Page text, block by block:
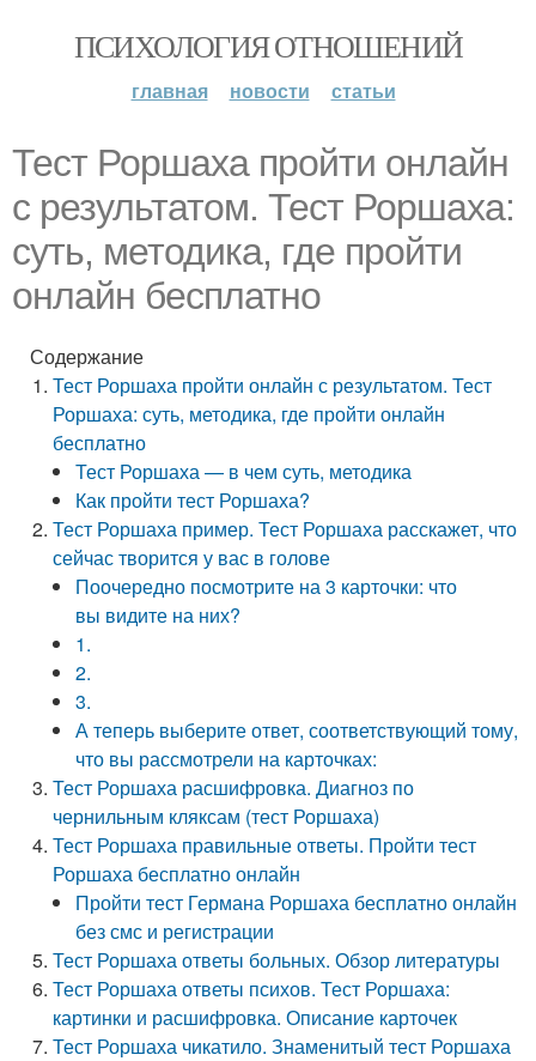
ПСИХОЛОГИЯ ОТНОШЕНИЙ
главная новости статьи
Тест Роршаха пройти онлайн
с результатом. Тест Роршаха:
суть, методика, где пройти
онлайн бесплатно
Содержание
Тест Роршаха пройти онлайн с результатом. Тест
Роршаха: суть, методика, где пройти онлайн
бесплатно
Тест Роршаха — в чем суть, методика
Как пройти тест Роршаха?
Тест Роршаха пример. Тест Роршаха расскажет, что
сейчас творится у вас в голове
Поочередно посмотрите на 3 карточки: что
вы видите на них?
1.
2.
3.
А теперь выберите ответ, соответствующий тому,
что вы рассмотрели на карточках:
Тест Роршаха расшифровка. Диагноз по
чернильным кляксам (тест Роршаха)
Тест Роршаха правильные ответы. Пройти тест
Роршаха бесплатно онлайн
Пройти тест Германа Роршаха бесплатно онлайн
без смс и регистрации
Тест Роршаха ответы больных. Обзор литературы
Тест Роршаха ответы психов. Тест Роршаха:
картинки и расшифровка. Описание карточек
Тест Роршаха чикатило. Знаменитый тест Роршаха